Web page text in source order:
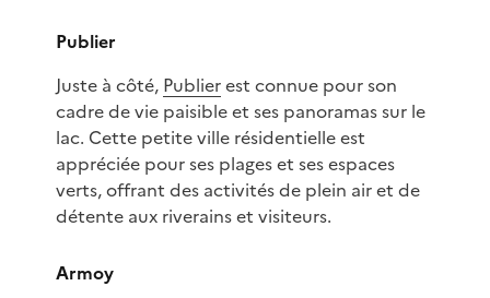
Publier
Juste à côté, Publierest connue pour son
cadre de vie paisible et ses panoramas sur le
lac. Cette petite ville résidentielle est
appréciée pour ses plages et ses espaces
verts, offrant des activités de plein air et de
détente aux riverains et visiteurs.
Armoy